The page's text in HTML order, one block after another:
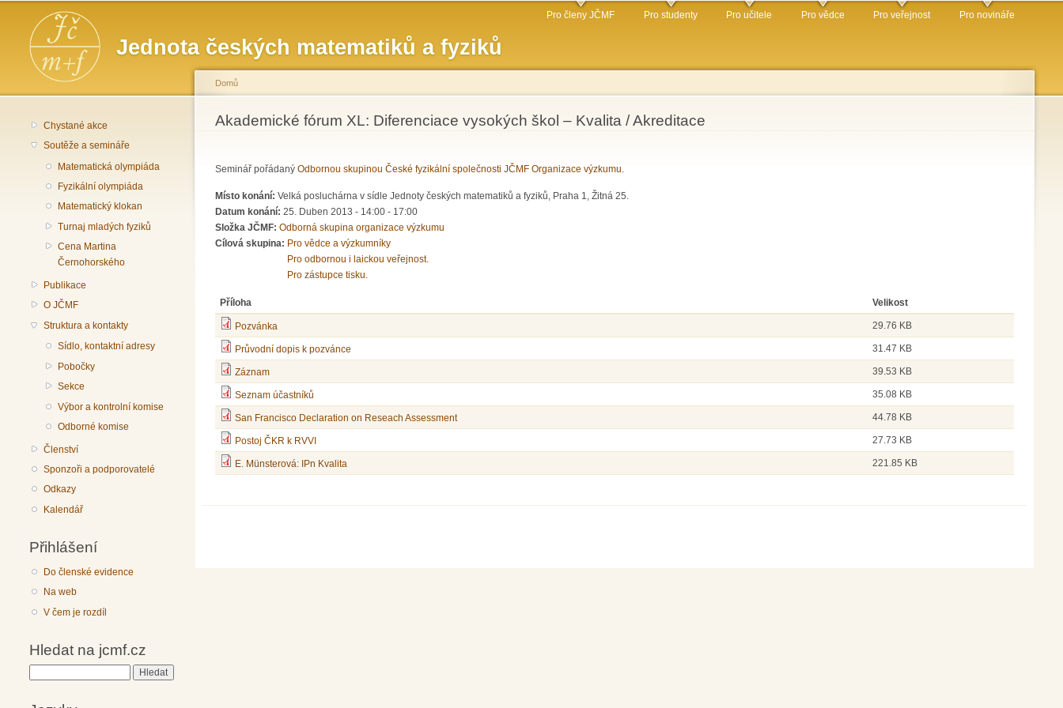
obsahu
Jednota českých matematiků a fyziků
Hlavní menu Pro členy JČMF Pro studenty Pro učitele Pro vědce Pro veřejnost Pro novináře
Chystané akce
Soutěže a semináře
Matematická olympiáda
Fyzikální olympiáda
Matematický klokan
Turnaj mladých fyziků
Cena Martina
Černohorského
Publikace
O JČMF
Struktura a kontakty
Sídlo, kontaktní adresy
Pobočky
Sekce
Výbor a kontrolní komise
Odborné komise
Členství
Sponzoři a podporovatelé
Odkazy
Kalendář
Přihlášení
Do členské evidence
Na web
V čem je rozdíl
Hledat na jcmf.cz
Jste zde
Domů
Akademické fórum XL: Diferenciace vysokých škol – Kvalita / Akreditace
Seminář pořádaný Odbornou skupinou České fyzikální společnosti JČMF Organizace výzkumu
Místo konání: Velká posluchárna v sídle Jednoty českých matematiků a fyziků, Praha 1, Žitná 25.
Datum konání: 25. Duben 2013 - 14:00 - 17:00
Složka JČMF: Odborná skupina organizace výzkumu
Cílová skupina: Pro vědce a výzkumníky
Pro odbornou i laickou veřejnost.
Pro zástupce tisku.
Příloha Velikost
Pozvánka 29.76 KB
Průvodní dopis k pozvánce 31.47 KB
Záznam 39.53 KB
Seznam účastníků 35.08 KB
San Francisco Declaration on Reseach Assessment 44.78 KB
Postoj ČKR k RVVI 27.73 KB
E. Münsterová: IPn Kvalita 221.85 KB